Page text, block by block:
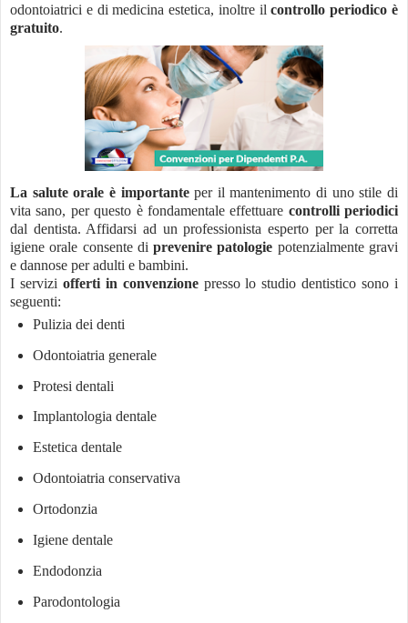
odontoiatrici e di medicina estetica, inoltre ilcontrollo periodico è
gratuito.
La salute orale è importanteper il mantenimento di uno stile di
vita sano, per questo è fondamentale effettuare controlli periodici
dal dentista. Affidarsi ad un professionista esperto per la corretta
igiene orale consente diprevenire patologie potenzialmente gravi
e dannose per adulti e bambini.
I servizi offerti in convenzionepresso lo studio dentistico sono i
seguenti:
Pulizia dei denti
Odontoiatria generale
Protesi dentali
Implantologia dentale
Estetica dentale
Odontoiatria conservativa
Ortodonzia
Igiene dentale
Endodonzia
Parodontologia